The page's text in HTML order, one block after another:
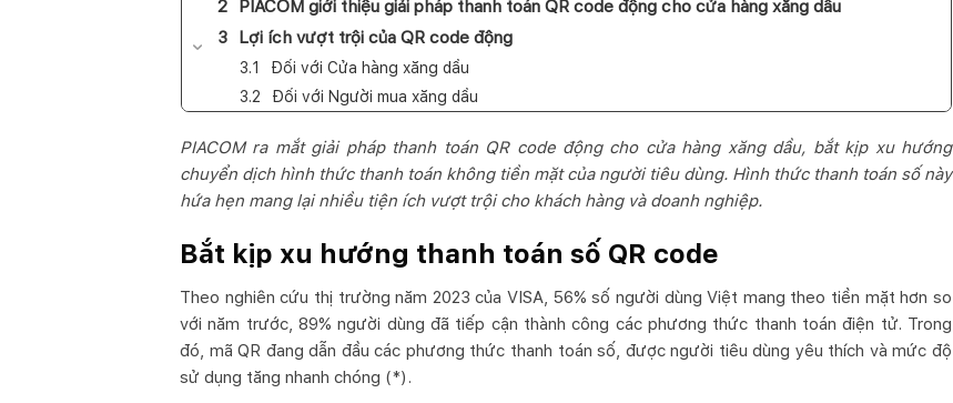
PIACOM giới thiệu giải pháp thanh toán QR code động cho cửa hàng xăng dầu
Lợi ích vượt trội của QR code động
Đối với Cửa hàng xăng dầu
Đối với Người mua xăng dầu
PIACOM ra mắt giải pháp thanh toán QR code động cho cửa hàng xăng dầu, bắt kịp xu hướng
chuyển dịch hình thức thanh toán không tiền mặt của người tiêu dùng. Hình thức thanh toán số này
hứa hẹn mang lại nhiều tiện ích vượt trội cho khách hàng và doanh nghiệp.
Bắt kịp xu hướng thanh toán số QR code
Theo nghiên cứu thị trường năm 2023 của VISA, 56% số người dùng Việt mang theo tiền mặt hơn so
với năm trước, 89% người dùng đã tiếp cận thành công các phương thức thanh toán điện tử. Trong
đó, mã QR đang dẫn đầu các phương thức thanh toán số, được người tiêu dùng yêu thích và mức độ
sử dụng tăng nhanh chóng (*).